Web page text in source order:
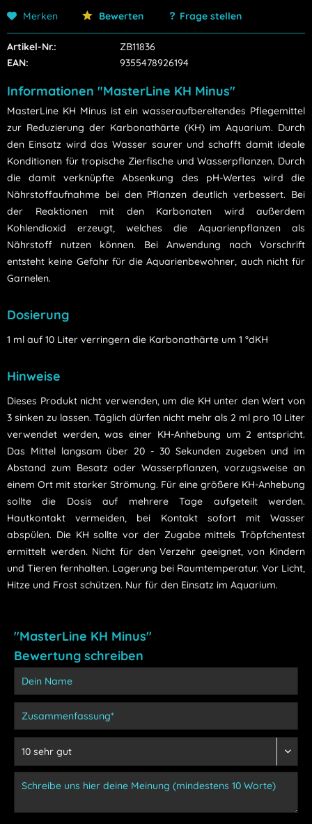
Merken Bewerten Frage stellen
Artikel-Nr.:
ZB11836
EAN:
9355478926194
Informationen "MasterLine KH Minus"
MasterLine KH Minus ist ein wasseraufbereitendes Pflegemittel
zur Reduzierung der Karbonathärte (KH) im Aquarium. Durch
den Einsatz wird das Wasser saurer und schafft damit ideale
Konditionen für tropische Zierfische und Wasserpflanzen. Durch
die damit verknüpfte Absenkung des pH-Wertes wird die
Nährstoffaufnahme bei den Pflanzen deutlich verbessert. Bei
der Reaktionen mit den Karbonaten wird außerdem
Kohlendioxid erzeugt, welches die Aquarienpflanzen als
Nährstoff nutzen können. Bei Anwendung nach Vorschrift
entsteht keine Gefahr für die Aquarienbewohner, auch nicht für
Garnelen.
Dosierung
1 ml auf 10 Liter verringern die Karbonathärte um 1 °dKH
Hinweise
Dieses Produkt nicht verwenden, um die KH unter den Wert von
3 sinken zu lassen. Täglich dürfen nicht mehr als 2 ml pro 10 Liter
verwendet werden, was einer KH-Anhebung um 2 entspricht.
Das Mittel langsam über 20 - 30 Sekunden zugeben und im
Abstand zum Besatz oder Wasserpflanzen, vorzugsweise an
einem Ort mit starker Strömung. Für eine größere KH-Anhebung
sollte die Dosis auf mehrere Tage aufgeteilt werden.
Hautkontakt vermeiden, bei Kontakt sofort mit Wasser
abspülen. Die KH sollte vor der Zugabe mittels Tröpfchentest
ermittelt werden. Nicht für den Verzehr geeignet, von Kindern
und Tieren fernhalten. Lagerung bei Raumtemperatur. Vor Licht,
Hitze und Frost schützen. Nur für den Einsatz im Aquarium.
"MasterLine KH Minus"
Bewertung schreiben